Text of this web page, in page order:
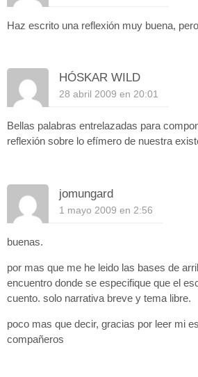
Haz escrito una reflexión muy buena,
HÓSKAR WILD
28 abril 2009 en 20:01
Bellas palabras entrelazadas para
reflexión sobre lo efímero de nuestra
jomungard
1 mayo 2009 en 2:56
buenas.
por mas que me he leido las bases de
encuentro donde se especifique que el
cuento. solo narrativa breve y tema libre.
poco mas que decir, gracias por leer mi
compañeros